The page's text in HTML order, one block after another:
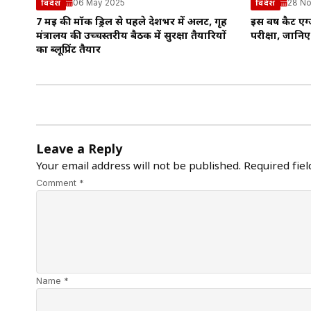
विदेश 06 May 2025
7 मई की मॉक ड्रिल से पहले देशभर में अलर्ट, गृह
मंत्रालय की उच्चस्तरीय बैठक में सुरक्षा तैयारियों
का ब्लूप्रिंट तैयार
विदेश 28
इस वर्ष कैट
परीक्षा,
Leave a Reply
Your email address will not be published. Required
Comment *
Name *